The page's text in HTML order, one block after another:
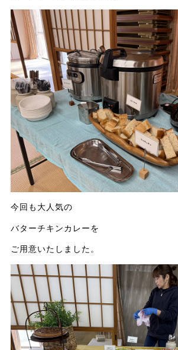
今回も大人気の
バターチキンカレーを
ご用意いたしました。